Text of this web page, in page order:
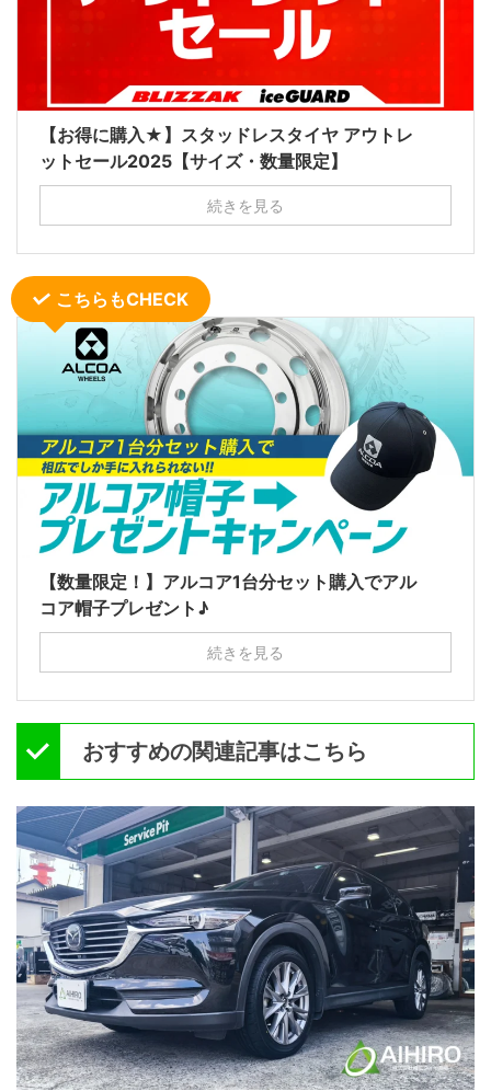
【お得に購入★】スタッドレスタイヤ アウトレ
ットセール2025【サイズ・数量限定】
続きを見る
こちらもCHECK
【数量限定！】アルコア1台分セット購入でアル
コア帽子プレゼント♪
続きを見る
おすすめの関連記事はこちら